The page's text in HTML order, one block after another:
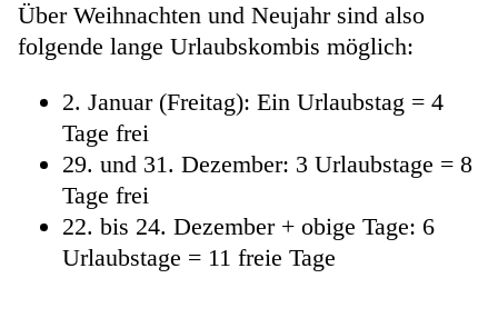
Über Weihnachten und Neujahr sind also
folgende lange Urlaubskombis möglich:
2. Januar (Freitag): Ein Urlaubstag = 4
Tage frei
29. und 31. Dezember: 3 Urlaubstage = 8
Tage frei
22. bis 24. Dezember + obige Tage: 6
Urlaubstage = 11 freie Tage